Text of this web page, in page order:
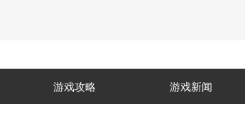
游戏攻略 游戏新闻